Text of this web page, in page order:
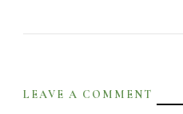
LEAVE A COMMENT